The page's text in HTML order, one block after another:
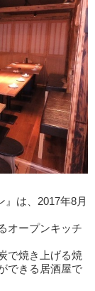
は、2017年8月
オープンキッチ
で焼き上げる焼
できる居酒屋で